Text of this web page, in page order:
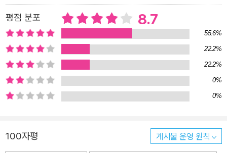
장애인 동료와 함께 일하며 가져야 할 태도나 준비해야 할 것, 이용할
수 있는 서비스는 어떤 것이 있는지. 저자의 목소리는 비관적이지도
낙관적이지도 않으며, 호소나 고발도 아니고, 고통과 슬픔을 묘사하
지도 않습니다. 알기만 해도 의미 있을 일을 담담히 보여 주며 멀게만
느껴졌던 장애인의 삶을 성큼 가까이 가져오지요. 관계를 돈독하게
만드는 쪽은 언제나 공부보다는 소통이라며, 더 소소한 일로 더 자주
소통할 때 몸이 만든 경계가 무의미해진다고 이야기합니다. 그런 만
큼 이 책은 장애인을 이해하고 장애를 공부하는 데 가장 좋은 디딤돌
멀게 느껴 왔던 분들, 혹여 무지가 무관심으로 비춰질까 봐 장애인 친
구와 관계 맺고 소통하기를 조심해 왔던 분들께 함께 읽기를 권합니
평점 분포 8.7
55.6%
22.2%
22.2%
0%
0%
100자평 게시물 운영 원칙